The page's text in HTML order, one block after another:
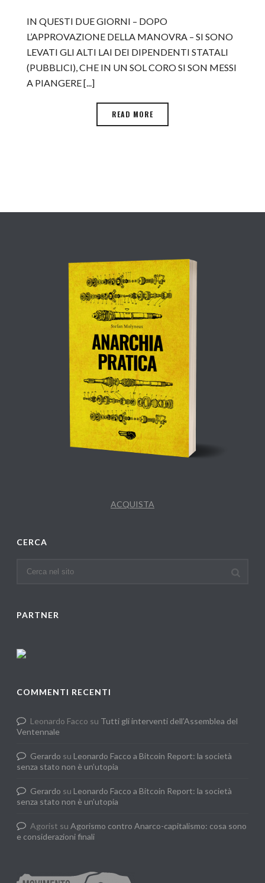
IN QUESTI DUE GIORNI – DOPO
L’APPROVAZIONE DELLA MANOVRA – SI SONO
LEVATI GLI ALTI LAI DEI DIPENDENTI STATALI
(PUBBLICI), CHE IN UN SOL CORO SI SON MESSI
A PIANGERE [...]
READ MORE
ACQUISTA
CERCA
PARTNER
COMMENTI RECENTI
Leonardo Facco su Tutti gli interventi dell’Assemblea del
Ventennale
Gerardo su Leonardo Facco a Bitcoin Report: la società
senza stato non è un’utopia
Gerardo su Leonardo Facco a Bitcoin Report: la società
senza stato non è un’utopia
Agorist suAgorismo contro Anarco-capitalismo: cosa sono
e considerazioni finali